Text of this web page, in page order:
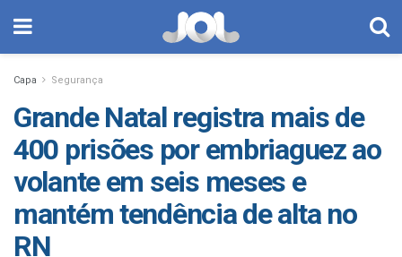
Capa Segurança
Grande Natal registra mais de
400 prisões por embriaguez ao
volante em seis meses e
mantém tendência de alta no
RN